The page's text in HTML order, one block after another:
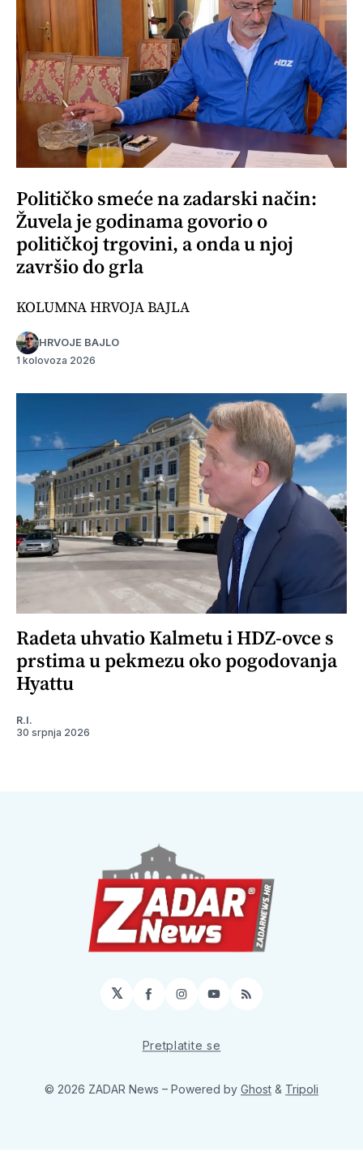
Političko smeće na zadarski način:
Žuvela je godinama govorio o
političkoj trgovini, a onda u njoj
završio do grla
KOLUMNA HRVOJA BAJLA
HRVOJE BAJLO
1 kolovoza 2026
Radeta uhvatio Kalmetu i HDZ-ovce s
prstima u pekmezu oko pogodovanja
Hyattu
R.I.
30 srpnja 2026
𝕏 Facebook
Instagram
YouTube
RSS
Pretplatite se
© 2026 ZADAR News – Powered by Ghost & Tripoli